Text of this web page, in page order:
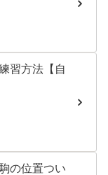
習方法【自
の位置つい